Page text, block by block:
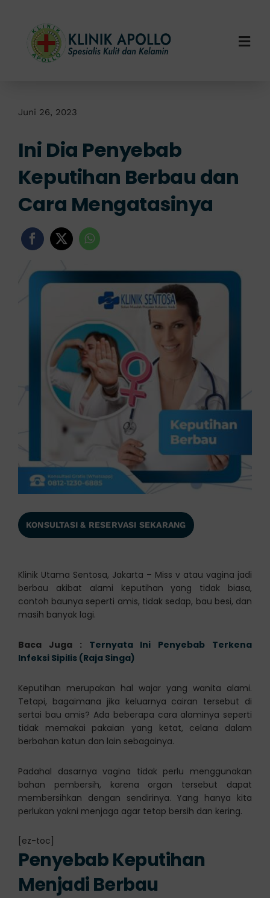
content
Layanan Kami
Info Klinik
Juni 26, 2023
Ini Dia Penyebab
Keputihan Berbau dan
Cara Mengatasinya
KONSULTASI & RESERVASI SEKARANG
Klinik Utama Sentosa, Jakarta – Miss v atau vagina jadi
berbau akibat alami keputihan yang tidak biasa,
contoh baunya seperti amis, tidak sedap, bau besi, dan
masih banyak lagi.
Baca Juga : Ternyata Ini Penyebab Terkena
Infeksi Sipilis (Raja Singa)
Keputihan merupakan hal wajar yang wanita alami.
Tetapi, bagaimana jika keluarnya cairan tersebut di
sertai bau amis? Ada beberapa cara alaminya seperti
tidak memakai pakaian yang ketat, celana dalam
berbahan katun dan lain sebagainya.
Padahal dasarnya vagina tidak perlu menggunakan
bahan pembersih, karena organ tersebut dapat
membersihkan dengan sendirinya. Yang hanya kita
perlukan yakni menjaga agar tetap bersih dan kering.
[ez-toc]
Penyebab Keputihan
Menjadi Berbau